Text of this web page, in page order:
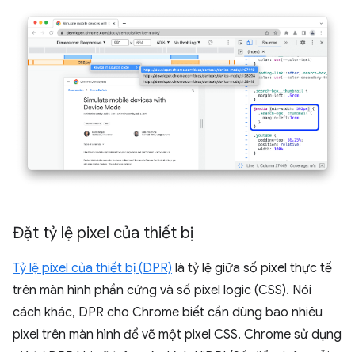
Đặt tỷ lệ pixel của thiết bị
Tỷ lệ pixel của thiết bị (DPR) là tỷ lệ giữa số pixel thực tế
trên màn hình phần cứng và số pixel logic (CSS). Nói
cách khác, DPR cho Chrome biết cần dùng bao nhiêu
pixel trên màn hình để vẽ một pixel CSS. Chrome sử dụng